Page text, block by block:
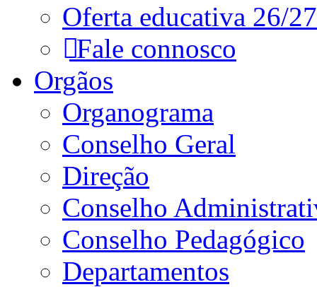
Oferta educativa 26/27
Fale connosco
Orgãos
Organograma
Conselho Geral
Direção
Conselho
Conselho Pedagógico
Departamentos